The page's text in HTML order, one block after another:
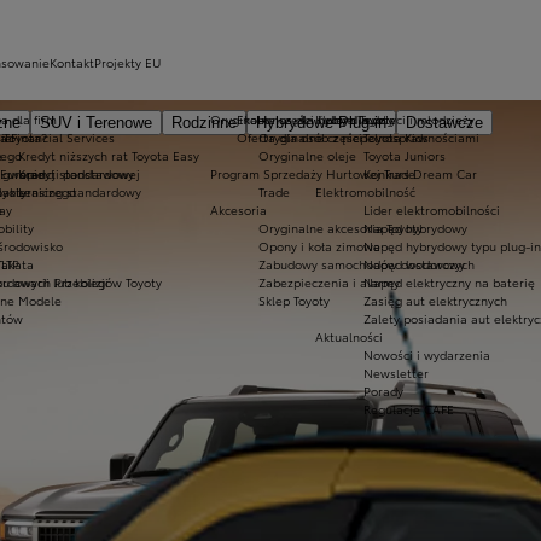
SUV i Terenowe Rodzinne Hybrydowe Plug-in
Dostawcze
Ekobonus dla hybryd Toyoty
Oferta dla osób z niepełnosprawnościami
podstawowej
awarii lub kolizji
Oryginalne części i oleje Toyoty
Oryginalne części
Oryginalne oleje
Program Sprzedaży Hurtowej Trade
Trade
Akcesoria
Oryginalne akcesoria Toyoty
Opony i koła zimowe
Zabudowy samochodów dostawczych
Zabezpieczenia i alarmy
Sklep Toyoty
Przebiegów Toyoty
Modele
Kluby dla dzieci i młodzieży
Toyota Kids
Toyota Juniors
Konkurs Dream Car
Elektromobilność
Lider elektromobilności
Napęd hybrydowy
Napęd hybrydowy typu plug-in
Napęd wodorowy
Napęd elektryczny na baterię
Zasięg aut elektrycznych
Zalety posiadania aut
Aktualności
Nowości i wydarzenia
Newsletter
Porady
Regulacje CAFE
dla firm
Financial Services
Kredyt niższych rat Toyota Easy
Kredyt standardowy
Leasing standardowy
KontaktProjekty EU